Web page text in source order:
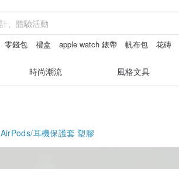
零錢包 禮盒 apple watch 錶帶 帆布包 花磚
時尚潮流 風格文具
AirPods/耳機保護套 塑膠